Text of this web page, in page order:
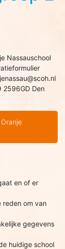
Nassauschool
2596GD Den
en of er
reden om van
gegevens
huidige school